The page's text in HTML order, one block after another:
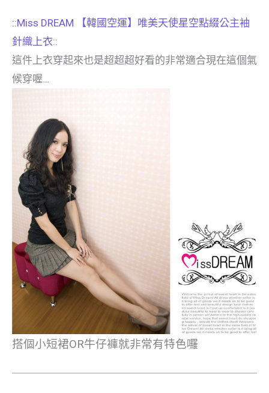
::Miss DREAM 【韓國空運】唯美天使星空點綴公主袖
針織上衣::
這件上衣穿起來也是超超超好看的非常適合現在這個氣
候穿喔…
搭個小短裙OR牛仔褲就非常有特色囉